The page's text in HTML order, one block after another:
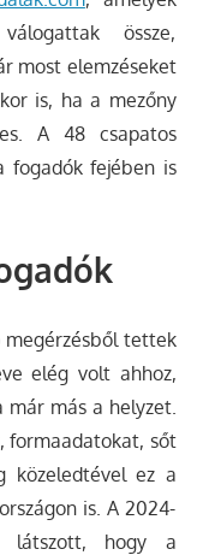
össze,
most elemzéseket
is, ha a mezőny
A 48 csapatos
fogadók fejében is
megérzésből tettek
elég volt ahhoz,
már más a helyzet.
formaadatokat, sőt
közeledtével ez a
is. A 2024-
látszott, hogy a